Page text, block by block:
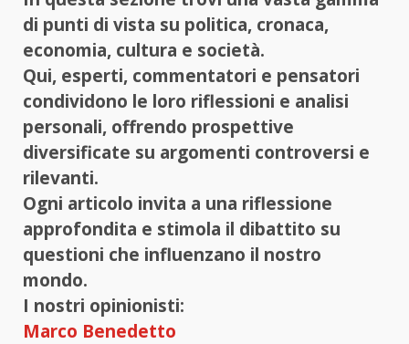
di punti di vista su politica, cronaca,
economia, cultura e società.
Qui, esperti, commentatori e pensatori
condividono le loro riflessioni e analisi
personali, offrendo prospettive
diversificate su argomenti controversi e
rilevanti.
Ogni articolo invita a una riflessione
approfondita e stimola il dibattito su
questioni che influenzano il nostro
mondo.
I nostri opinionisti:
Marco Benedetto